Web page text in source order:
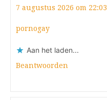
7 augustus 2026 om 22:03
pornogay
Aan het laden...
Beantwoorden